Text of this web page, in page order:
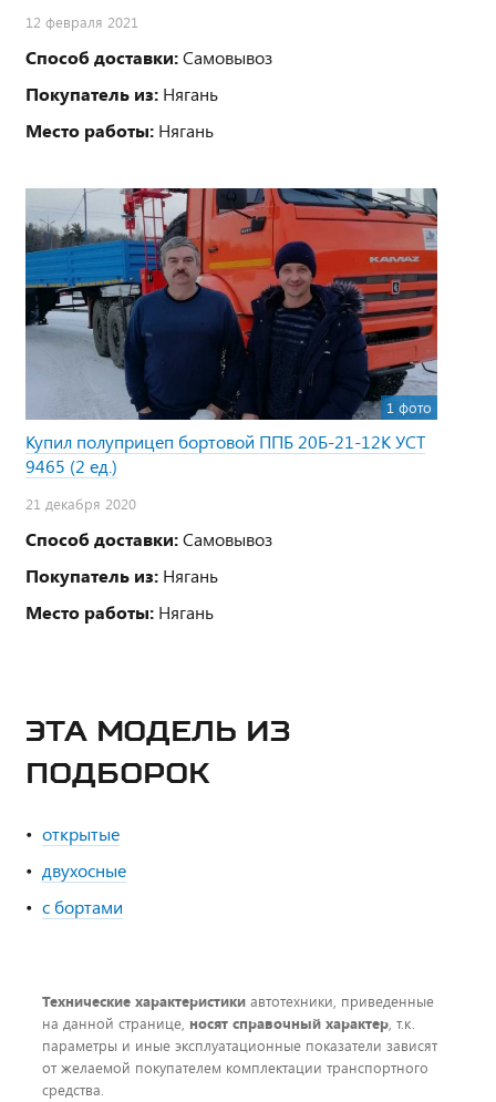
12 февраля 2021
Способ доставки:Самовывоз
Покупатель из: Нягань
Место работы: Нягань
1 фото
Купил полуприцеп бортовой ППБ 20Б-21-12К УСТ
9465 (2 ед.)
21 декабря 2020
Способ доставки:Самовывоз
Покупатель из: Нягань
Место работы: Нягань
ЭТА МОДЕЛЬ ИЗ
ПОДБОРОК
открытые
двухосные
с бортами
Технические характеристики автотехники, приведенные
на данной странице, носят справочный характер, т.к.
параметры и иные эксплуатационные показатели зависят
от желаемой покупателем комплектации транспортного
средства.